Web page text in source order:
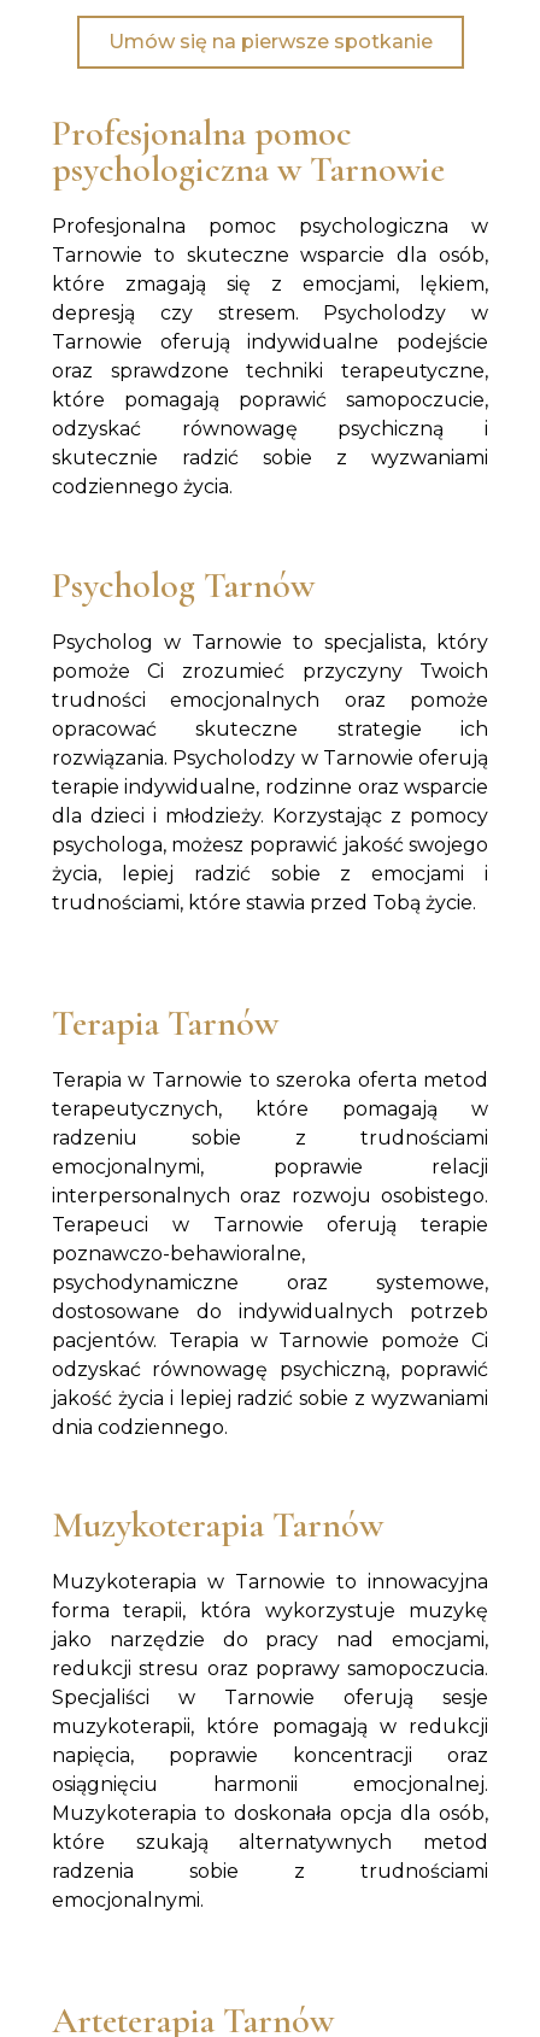
Umów się na pierwsze spotkanie
Profesjonalna pomoc
psychologiczna w Tarnowie
Profesjonalna pomoc psychologiczna w
Tarnowie to skuteczne wsparcie dla osób,
które zmagają się z emocjami, lękiem,
depresją czy stresem. Psycholodzy w
Tarnowie oferują indywidualne podejście
oraz sprawdzone techniki terapeutyczne,
które pomagają poprawić samopoczucie,
odzyskać równowagę psychiczną i
skutecznie radzić sobie z wyzwaniami
codziennego życia.
Psycholog Tarnów
Psycholog w Tarnowie to specjalista, który
pomoże Ci zrozumieć przyczyny Twoich
trudności emocjonalnych oraz pomoże
opracować skuteczne strategie ich
rozwiązania. Psycholodzy w Tarnowie oferują
terapie indywidualne, rodzinne oraz wsparcie
dla dzieci i młodzieży. Korzystając z pomocy
psychologa, możesz poprawić jakość swojego
życia, lepiej radzić sobie z emocjami i
trudnościami, które stawia przed Tobą życie.
Terapia Tarnów
Terapia w Tarnowie to szeroka oferta metod
terapeutycznych, które pomagają w
radzeniu sobie z trudnościami
emocjonalnymi, poprawie relacji
interpersonalnych oraz rozwoju osobistego.
Terapeuci w Tarnowie oferują terapie
poznawczo-behawioralne,
psychodynamiczne oraz systemowe,
dostosowane do indywidualnych potrzeb
pacjentów. Terapia w Tarnowie pomoże Ci
odzyskać równowagę psychiczną, poprawić
jakość życia i lepiej radzić sobie z wyzwaniami
dnia codziennego.
Muzykoterapia Tarnów
Muzykoterapia w Tarnowie to innowacyjna
forma terapii, która wykorzystuje muzykę
jako narzędzie do pracy nad emocjami,
redukcji stresu oraz poprawy samopoczucia.
Specjaliści w Tarnowie oferują sesje
muzykoterapii, które pomagają w redukcji
napięcia, poprawie koncentracji oraz
osiągnięciu harmonii emocjonalnej.
Muzykoterapia to doskonała opcja dla osób,
które szukają alternatywnych metod
radzenia sobie z trudnościami
emocjonalnymi.
Arteterapia Tarnów